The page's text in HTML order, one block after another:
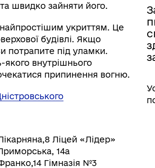
Самоорганізація
швидко зайняти його.
укриттям. Це
будівлі. Якщо
потрапите під уламки.
якого внутрішнього
припинення вогню.
Ліцей «Лідер»
14а
Гімназія №3